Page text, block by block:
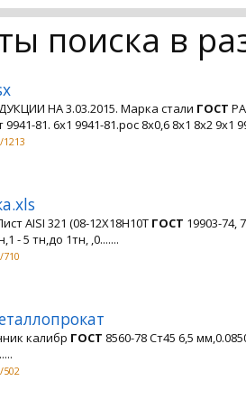
поиска в
НА 3.03.2015. Марка стали ГОСТ
81. 6х1 9941-81.рос 8х0,6 8х1 8х2 9х1
AISI 321 (08-12Х18Н10Т ГОСТ 19903-74,
- 5 тн,до 1тн, ,0.......
калибр ГОСТ 8560-78 Ст45 6,5